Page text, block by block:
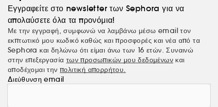
Εγγραφείτε στο newsletter των Sephora για να
απολαύσετε όλα τα προνόμια!
Με την εγγραφή, συμφωνώ να λαμβάνω μέσω email τον
εκπτωτικό μου κωδικό καθώς και προσφορές και νέα από τα
Sephora και δηλώνω ότι είμαι άνω των 16 ετών. Συναινώ
στην επεξεργασία των προσωπικών μου δεδομένων και
αποδέχομαι την πολιτική απορρήτου.
Διεύθυνση email